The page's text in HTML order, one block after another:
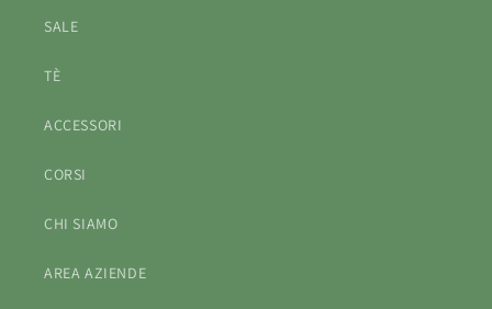
SALE
TÈ
ACCESSORI
CORSI
CHI SIAMO
AREA AZIENDE